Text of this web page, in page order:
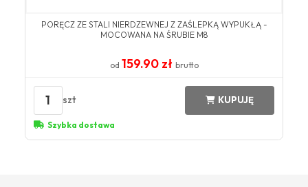
PORĘCZ ZE STALI NIERDZEWNEJ Z ZAŚLEPKĄ WYPUKŁĄ -
MOCOWANA NA ŚRUBIE M8
od 159.90 zł brutto
1 szt KUPUJĘ
Szybka dostawa